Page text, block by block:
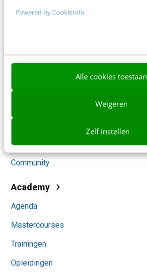
Powered by CookieInfo
Alle cookies toestaan
Weigeren
Zelf instellen
Content & Communicatie
Klantcontact & CX
Themanieuwsbrieven
Community
Academy
Agenda
Mastercourses
Trainingen
Opleidingen